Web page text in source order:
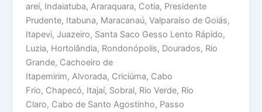
areí, Indaiatuba, Araraquara, Cotia, Presidente
Prudente, Itabuna, Maracanaú, Valparaíso de Goiás,
Itapevi, Juazeiro, Santa Saco Gesso Lento Rápido,
Luzia, Hortolândia, Rondonópolis, Dourados, Rio
Grande, Cachoeiro de
Itapemirim, Alvorada, Criciúma, Cabo
Frio, Chapecó, Itajaí, Sobral, Rio Verde, Rio
Claro, Cabo de Santo Agostinho, Passo